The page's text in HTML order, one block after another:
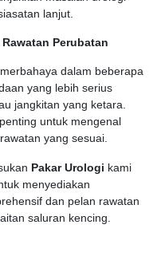
lanjut.
Perubatan
dalam beberapa
yang lebih serius
jangkitan yang ketara.
untuk mengenal
yang sesuai.
Pakar Urologi kami
menyediakan
dan pelan rawatan
saluran kencing.